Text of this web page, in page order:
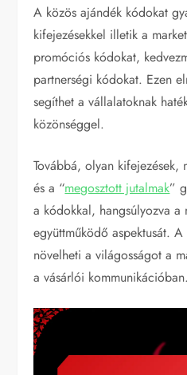
A közös ajándék kódokat
kifejezésekkel illetik a
promóciós kódokat,
partnerségi kódokat. Ezen
segíthet a vállalatoknak
közönséggel.
Továbbá, olyan kifejezések,
és a “megosztott jutalmak”
a kódokkal, hangsúlyozva a
együttműködő aspektusát.
növelheti a világosságot a
a vásárlói kommunikációban.